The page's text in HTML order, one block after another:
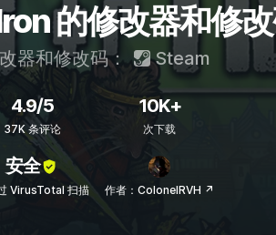
的修改器和修
器和修改码： Steam
4.9/5
37K 条评论
10K+
次下载
安全
VirusTotal 扫描 作者：ColonelRVH ↗